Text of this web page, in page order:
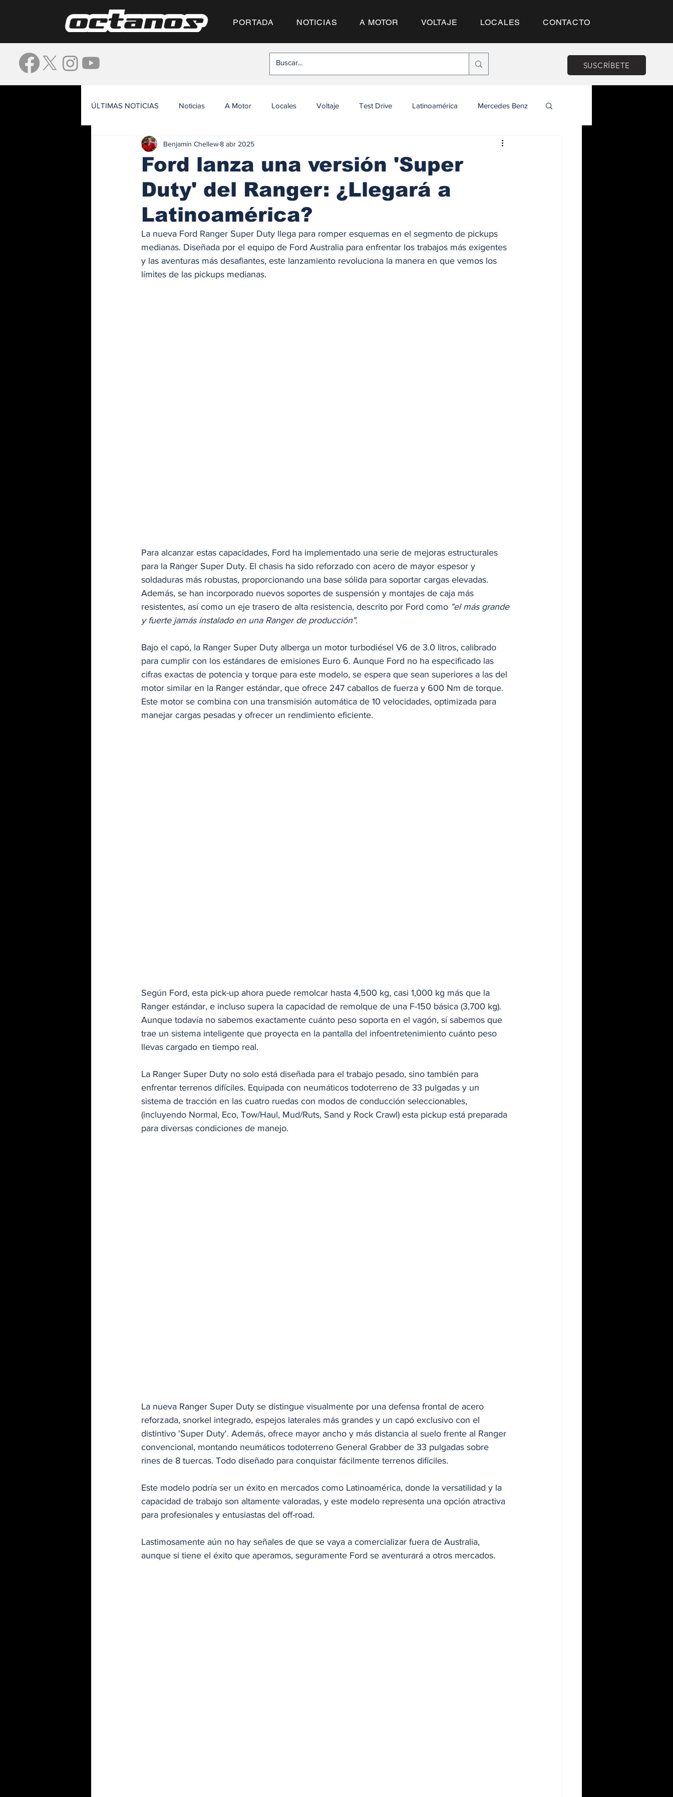
PORTADA NOTICIAS A MOTOR VOLTAJE LOCALES CONTACTO
SUSCRÍBETE
ÚLTIMAS NOTICIAS Noticias A Motor Locales Voltaje Test Drive Latinoamérica Mercedes Benz
Ford lanza una versión 'Super
Duty' del Ranger: ¿Llegará a
Latinoamérica?
Benjamín Chellew8 abr 2025
La nueva Ford Ranger Super Duty llega para romper esquemas en el segmento de pickups
medianas. Diseñada por el equipo de Ford Australia para enfrentar los trabajos más exigentes
y las aventuras más desafiantes, este lanzamiento revoluciona la manera en que vemos los
límites de las pickups medianas.
Para alcanzar estas capacidades, Ford ha implementado una serie de mejoras estructurales
para la Ranger Super Duty. El chasis ha sido reforzado con acero de mayor espesor y
soldaduras más robustas, proporcionando una base sólida para soportar cargas elevadas.
Además, se han incorporado nuevos soportes de suspensión y montajes de caja más
resistentes, así como un eje trasero de alta resistencia, descrito por Ford como "el más grande
y fuerte jamás instalado en una Ranger de producción". ​
Bajo el capó, la Ranger Super Duty alberga un motor turbodiésel V6 de 3.0 litros, calibrado
para cumplir con los estándares de emisiones Euro 6. Aunque Ford no ha especificado las
cifras exactas de potencia y torque para este modelo, se espera que sean superiores a las del
motor similar en la Ranger estándar, que ofrece 247 caballos de fuerza y 600 Nm de torque.
Este motor se combina con una transmisión automática de 10 velocidades, optimizada para
manejar cargas pesadas y ofrecer un rendimiento eficiente.​
Según Ford, esta pick-up ahora puede remolcar hasta 4,500 kg, casi 1,000 kg más que la
Ranger estándar, e incluso supera la capacidad de remolque de una F-150 básica (3,700 kg).
Aunque todavía no sabemos exactamente cuánto peso soporta en el vagón, sí sabemos que
trae un sistema inteligente que proyecta en la pantalla del infoentretenimiento cuánto peso
llevas cargado en tiempo real.
La Ranger Super Duty no solo está diseñada para el trabajo pesado, sino también para
enfrentar terrenos difíciles. Equipada con neumáticos todoterreno de 33 pulgadas y un
sistema de tracción en las cuatro ruedas con modos de conducción seleccionables,
(incluyendo Normal, Eco, Tow/Haul, Mud/Ruts, Sand y Rock Crawl) esta pickup está preparada
para diversas condiciones de manejo.
La nueva Ranger Super Duty se distingue visualmente por una defensa frontal de acero
reforzada, snorkel integrado, espejos laterales más grandes y un capó exclusivo con el
distintivo 'Super Duty'. Además, ofrece mayor ancho y más distancia al suelo frente al Ranger
convencional, montando neumáticos todoterreno General Grabber de 33 pulgadas sobre
rines de 8 tuercas. Todo diseñado para conquistar fácilmente terrenos difíciles.
Este modelo podría ser un éxito en mercados como Latinoamérica, donde la versatilidad y la
capacidad de trabajo son altamente valoradas, y este modelo representa una opción atractiva
para profesionales y entusiastas del off-road.
Lastimosamente aún no hay señales de que se vaya a comercializar fuera de Australia,
aunque si tiene el éxito que aperamos, seguramente Ford se aventurará a otros mercados.